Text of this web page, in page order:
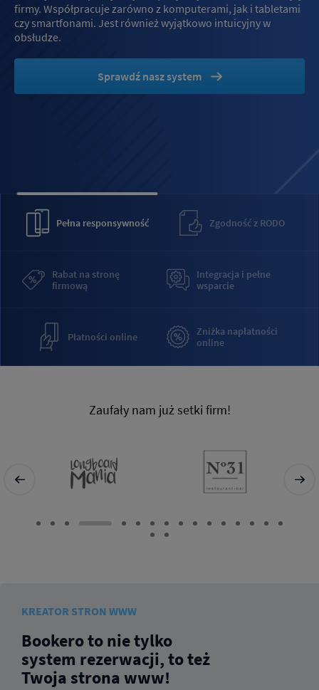
firmy. Współpracuje zarówno z komputerami, jak i tabletami
czy smartfonami. Jest również wyjątkowo intuicyjny w
obsłudze.
Sprawdź nasz system
Pełna responsywność Zgodność z RODO
Rabat na stronę
firmową
Integracja i pełne
wsparcie
Płatności online Zniżka napłatności
online
Zaufały nam już setki firm!
KREATOR STRON WWW
Bookero to nie tylko
system rezerwacji, to też
Twoja strona www!